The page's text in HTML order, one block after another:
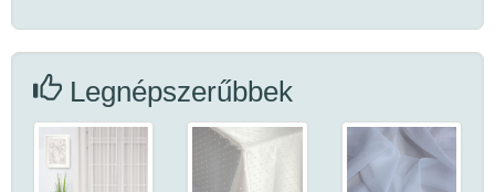
Legnépszerűbbek